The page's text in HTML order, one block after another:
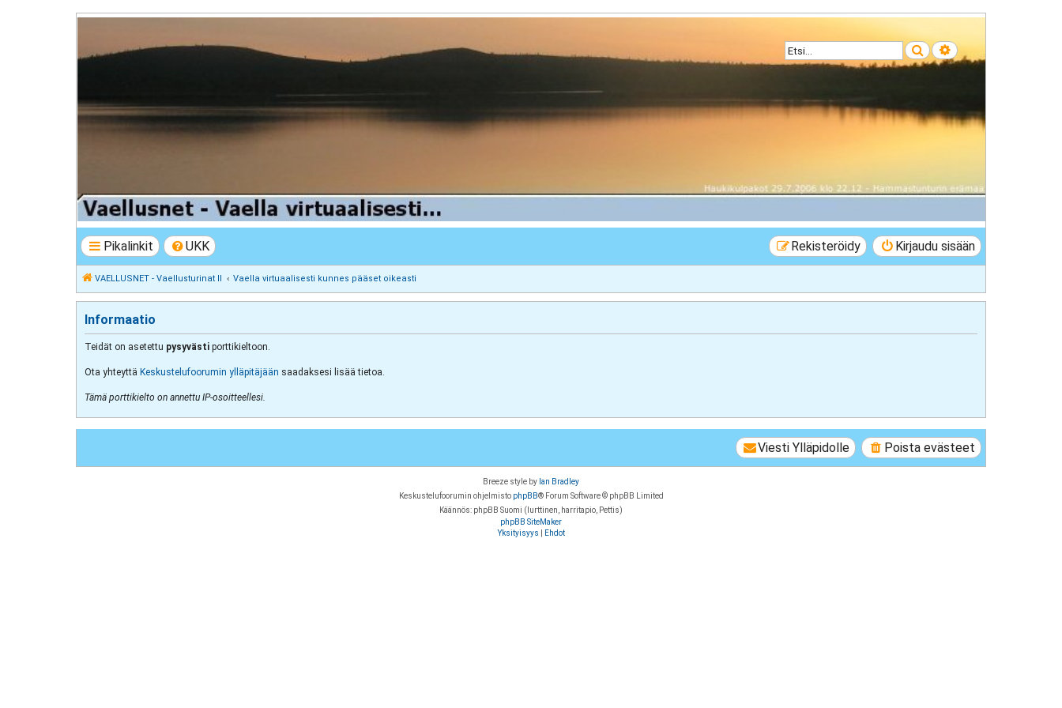
Etsi Tarkennettu haku
VAELLUSNET - Vaellusturinat II
Keskustelua vaeltamisesta ja Lapista
Pikalinkit UKK Kirjaudu sisään
Rekisteröidy
VAELLUSNET - Vaellusturinat II Vaella virtuaalisesti kunnes pääset oikeasti
Informaatio
Teidät on asetettu pysyvästi porttikieltoon.
Ota yhteyttä Keskustelufoorumin ylläpitäjään saadaksesi lisää tietoa.
Tämä porttikielto on annettu IP-osoitteellesi.
Poista evästeet
Viesti Ylläpidolle
Breeze style by Ian Bradley
Keskustelufoorumin ohjelmisto phpBB® Forum Software © phpBB Limited
Käännös: phpBB Suomi (lurttinen, harritapio, Pettis)
phpBB SiteMaker
Yksityisyys
Ehdot